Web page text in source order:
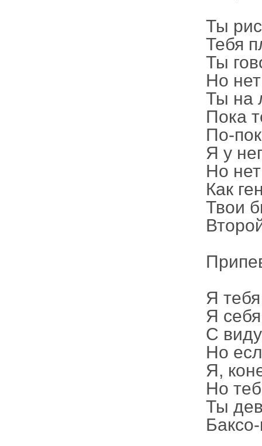
Ты
Тебя
Ты
Но
Ты на
Пока
По-
Я у
Но
Как
Твои
Я
Я
С
Но
Я,
Но
Ты